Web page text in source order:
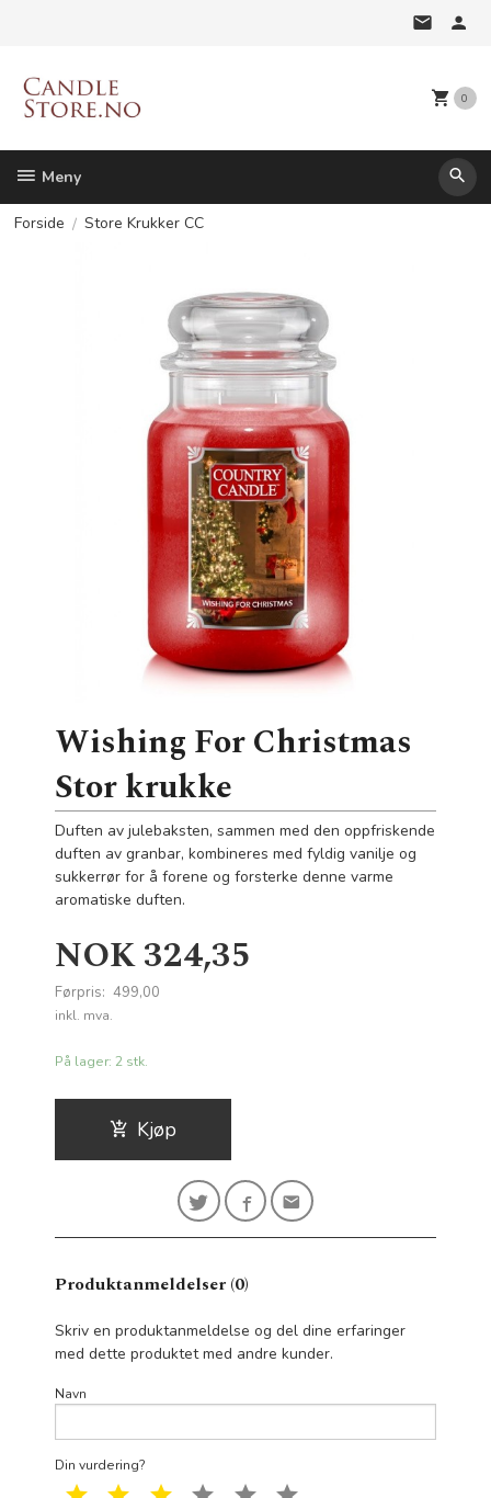
0
Meny
Forside Store Krukker CC
Wishing For Christmas
Stor krukke
Duften av julebaksten, sammen med den oppfriskende
duften av granbar, kombineres med fyldig vanilje og
sukkerrør for å forene og forsterke denne varme
aromatiske duften.
Tilbud
NOK324,35
Førpris: 499,00
Rabatt
inkl. mva.
På lager: 2 stk.
Kjøp
Produktanmeldelser (0)
Skriv en produktanmeldelse og del dine erfaringer
med dette produktet med andre kunder.
Navn
Din vurdering?